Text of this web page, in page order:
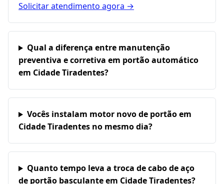
Solicitar atendimento agora →
Qual a diferença entre manutenção
preventiva e corretiva em portão automático
em Cidade Tiradentes?
Vocês instalam motor novo de portão em
Cidade Tiradentes no mesmo dia?
Quanto tempo leva a troca de cabo de aço
de portão basculante em Cidade Tiradentes?